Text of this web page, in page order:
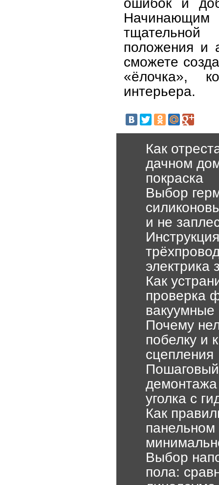
положения и
сможете
«ёлочка»,
интерьера.
Как
дачном
покраска
Выбор
и не
электрика
Как
проверка
Почему
побелку и
сцепления
демонтажа
уголка с
Как
панельном
Выбор
пола: